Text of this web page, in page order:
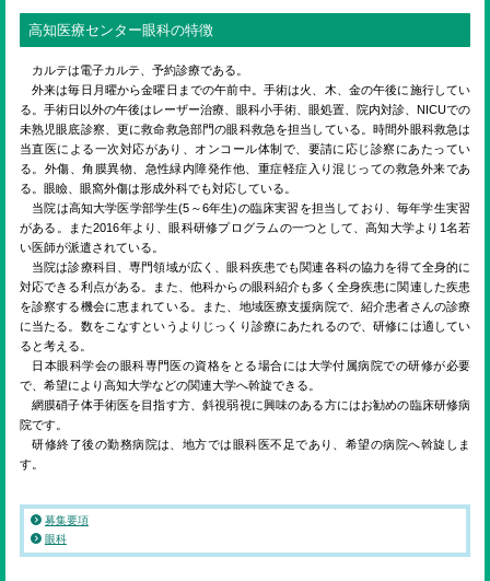
高知医療センター眼科の特徴
カルテは電子カルテ、予約診療である。
外来は毎日月曜から金曜日までの午前中。手術は火、木、金の午後に施行してい
る。手術日以外の午後はレーザー治療、眼科小手術、眼処置、院内対診、NICUでの
未熟児眼底診察、更に救命救急部門の眼科救急を担当している。時間外眼科救急は
当直医による一次対応があり、オンコール体制で、要請に応じ診察にあたってい
る。外傷、角膜異物、急性緑内障発作他、重症軽症入り混じっての救急外来であ
る。眼瞼、眼窩外傷は形成外科でも対応している。
当院は高知大学医学部学生(5～6年生)の臨床実習を担当しており、毎年学生実習
がある。また2016年より、眼科研修プログラムの一つとして、高知大学より1名若
い医師が派遣されている。
当院は診療科目、専門領域が広く、眼科疾患でも関連各科の協力を得て全身的に
対応できる利点がある。また、他科からの眼科紹介も多く全身疾患に関連した疾患
を診察する機会に恵まれている。また、地域医療支援病院で、紹介患者さんの診療
に当たる。数をこなすというよりじっくり診療にあたれるので、研修には適してい
ると考える。
日本眼科学会の眼科専門医の資格をとる場合には大学付属病院での研修が必要
で、希望により高知大学などの関連大学へ斡旋できる。
網膜硝子体手術医を目指す方、斜視弱視に興味のある方にはお勧めの臨床研修病
院です。
研修終了後の勤務病院は、地方では眼科医不足であり、希望の病院へ斡旋しま
す。
募集要項
眼科